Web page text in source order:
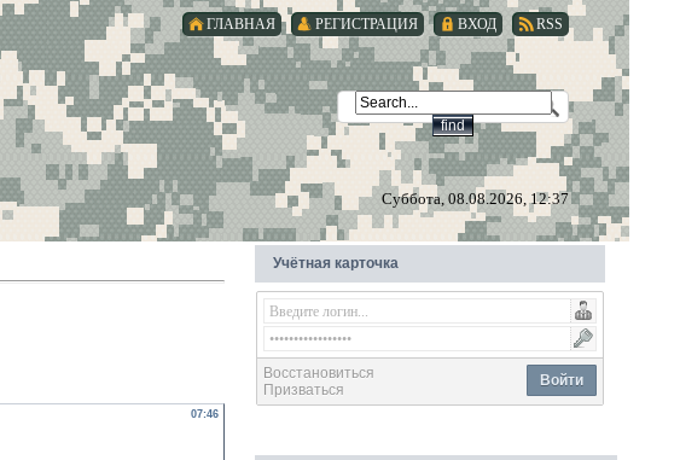
RSS
ВХОД
РЕГИСТРАЦИЯ
ГЛАВНАЯ
Суббота, 08.08.2026, 12:37
07:46
Учётная карточка
Войти
Восстановиться
Призваться